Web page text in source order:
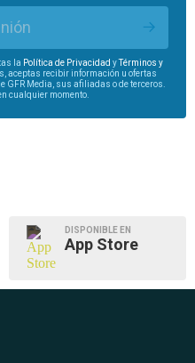
la Política de Privacidad yTérminos y
aceptas recibir información u ofertas
GFR Media, sus afiliadas o de terceros.
cualquier momento.
DISPONIBLE EN
App Store